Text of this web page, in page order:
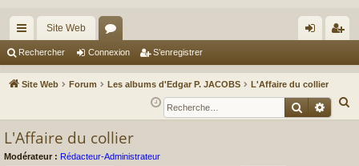
cc
ès
Site Web
or
u ne
xi
nr
eg
Rechercher Connexion S’enregistrer
Site Web Forum Les albums d'Edgar P. JACOBS
L'Affaire du collier
e
L'Affaire du collier
Modérateur : Rédacteur-Administrateur